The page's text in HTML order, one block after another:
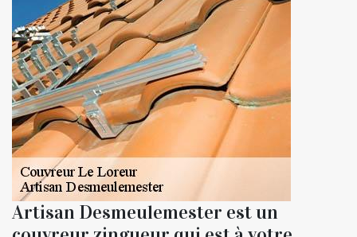
Artisan Desmeulemester est un